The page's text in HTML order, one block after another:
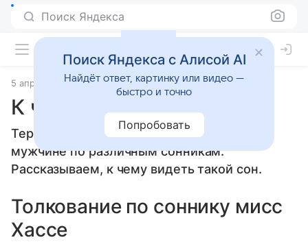
Поиск Яндекса
5 апреля 2010 Сонники
К чему снится Тернии
Тернии: толкование сна женщине или
мужчине по различным сонникам.
Рассказываем, к чему видеть такой сон.
Толкование по соннику мисс
Хассе
Поиск Яндекса с Алисой AI
Найдёт ответ, картинку или видео —
быстро и точно
Попробовать